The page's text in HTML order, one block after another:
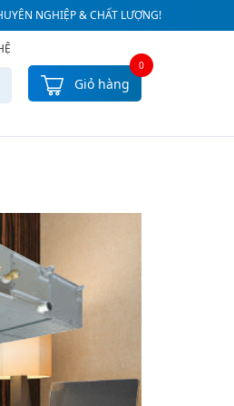
NGHIỆP & CHẤT LƯỢNG!
Giỏ hàng
0